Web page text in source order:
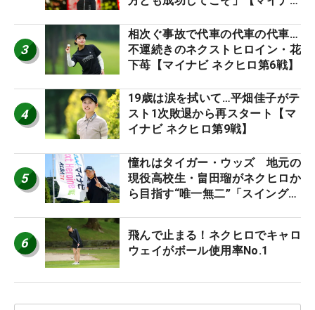
3
相次ぐ事故で代車の代車の代車…
不運続きのネクストヒロイン・花
下苺【マイナビ ネクヒロ第6戦】
4
19歳は涙を拭いて…平畑佳子がテ
スト1次敗退から再スタート【マ
イナビ ネクヒロ第9戦】
5
憧れはタイガー・ウッズ 地元の
現役高校生・畠田瑠がネクヒロか
ら目指す“唯一無二”「スイングは
6
飛んで止まる！ネクヒロでキャロ
ウェイがボール使用率No.1